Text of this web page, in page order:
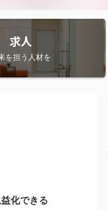
求人
を担う人材を
化できる